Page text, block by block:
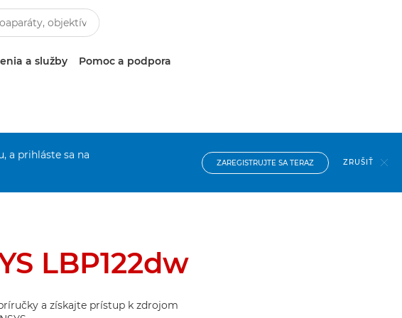
a služby Pomoc a podpora
a prihláste sa na
ZAREGISTRUJTE SA TERAZ ZRUŠIŤ
LBP122dw
a získajte prístup k zdrojom